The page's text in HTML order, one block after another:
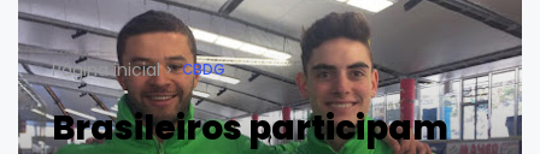
Página inicial CBDG
Brasileiros participam